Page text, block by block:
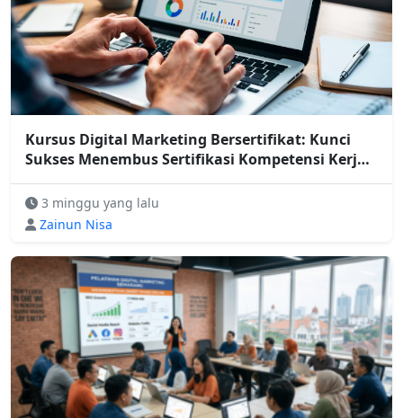
Kursus Digital Marketing Bersertifikat: Kunci
Sukses Menembus Sertifikasi Kompetensi Kerja
Digital 2026
3 minggu yang lalu
Zainun Nisa